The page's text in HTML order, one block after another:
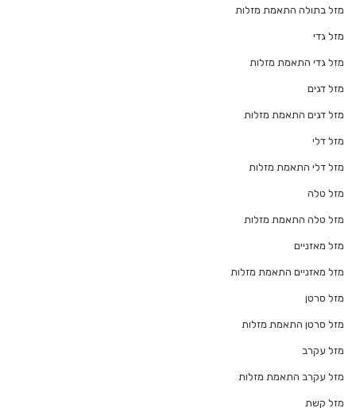
מזל בתולה התאמת מזלות
מזל גדי
מזל גדי התאמת מזלות
מזל דגים
מזל דגים התאמת מזלות
מזל דלי
מזל דלי התאמת מזלות
מזל טלה
מזל טלה התאמת מזלות
מזל מאזניים
מזל מאזניים התאמת מזלות
מזל סרטן
מזל סרטן התאמת מזלות
מזל עקרב
מזל עקרב התאמת מזלות
מזל קשת